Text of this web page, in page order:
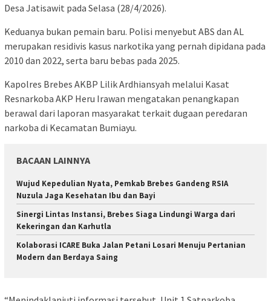
Desa Jatisawit pada Selasa (28/4/2026).
Keduanya bukan pemain baru. Polisi menyebut ABS dan AL
merupakan residivis kasus narkotika yang pernah dipidana pada
2010 dan 2022, serta baru bebas pada 2025.
Kapolres Brebes AKBP Lilik Ardhiansyah melalui Kasat
Resnarkoba AKP Heru Irawan mengatakan penangkapan
berawal dari laporan masyarakat terkait dugaan peredaran
narkoba di Kecamatan Bumiayu.
BACAAN LAINNYA
Wujud Kepedulian Nyata, Pemkab Brebes Gandeng RSIA
Nuzula Jaga Kesehatan Ibu dan Bayi
Sinergi Lintas Instansi, Brebes Siaga Lindungi Warga dari
Kekeringan dan Karhutla
Kolaborasi ICARE Buka Jalan Petani Losari Menuju Pertanian
Modern dan Berdaya Saing